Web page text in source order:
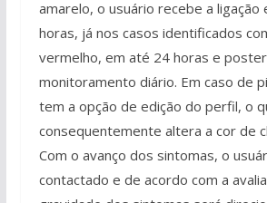
amarelo, o usuário recebe a ligação
horas, já nos casos identificados
vermelho, em até 24 horas e
monitoramento diário. Em caso de
tem a opção de edição do perfil, o
consequentemente altera a cor de
Com o avanço dos sintomas, o
contactado e de acordo com a